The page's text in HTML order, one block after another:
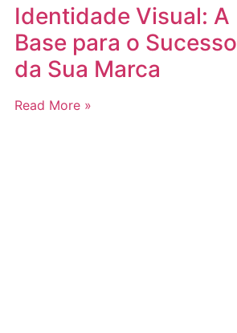
Identidade Visual: A
Base para o Sucesso
da Sua Marca
Read More »